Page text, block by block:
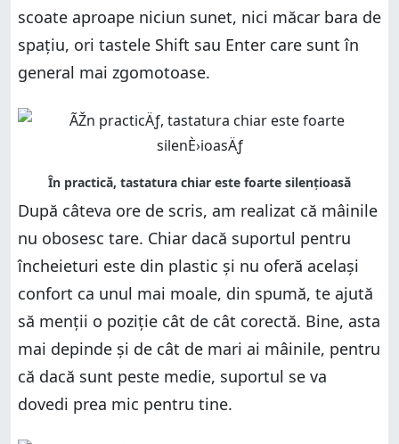
scoate aproape niciun sunet, nici măcar bara de
spațiu, ori tastele Shift sau Enter care sunt în
general mai zgomotoase.
După câteva ore de scris, am realizat că mâinile
nu obosesc tare. Chiar dacă suportul pentru
încheieturi este din plastic și nu oferă același
confort ca unul mai moale, din spumă, te ajută
să menții o poziție cât de cât corectă. Bine, asta
mai depinde și de cât de mari ai mâinile, pentru
că dacă sunt peste medie, suportul se va
dovedi prea mic pentru tine.